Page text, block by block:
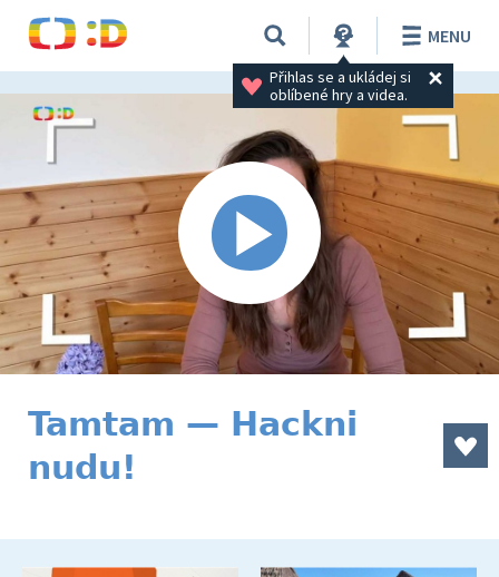
Přihlas se a ukládej si
oblíbené hry a videa.
MENU
Tamtam — Hackni
nudu!